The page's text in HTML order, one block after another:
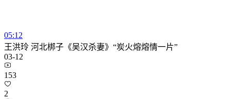
05:12
王洪玲 河北梆子《吴汉杀妻》“炭火熔熔情一片”
03-12
153
2